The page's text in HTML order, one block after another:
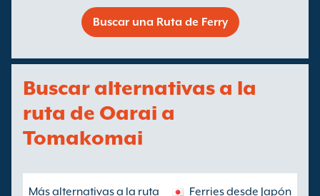
Buscar una Ruta de Ferry
Buscar alternativas a la
ruta de Oarai a
Tomakomai
Más alternativas a la ruta Ferries desde Japón